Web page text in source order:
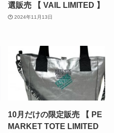
選販売 【 VAIL LIMITED 】
2024年11月13日
10月だけの限定販売 【 PE
MARKET TOTE LIMITED